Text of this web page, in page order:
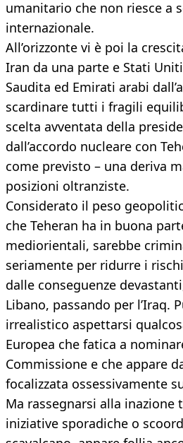
umanitario che non riesce a
internazionale.
All’orizzonte vi è poi la
Iran da una parte e Stati
Saudita ed Emirati arabi
scardinare tutti i fragili
scelta avventata della
dall’accordo nucleare con
come previsto – una deriva
posizioni oltranziste.
Considerato il peso
che Teheran ha in buona
mediorientali, sarebbe
seriamente per ridurre i
dalle conseguenze
Libano, passando per l’Iraq.
irrealistico aspettarsi
Europea che fatica a
Commissione e che appare
focalizzata ossessivamente
Ma rassegnarsi alla inazione
iniziative sporadiche o